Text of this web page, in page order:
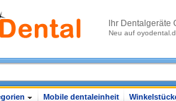
lhr Dentalgeräte
Neu auf
Mobile dentaleinheit